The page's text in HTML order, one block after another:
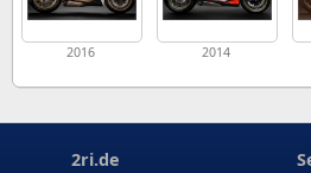
2016 2014
2ri.de